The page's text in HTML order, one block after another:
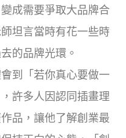
成需要爭取大品牌合
坦言當時有花一些時
的品牌光環。
到「若你真心要做一
許多人因認同插畫理
品，讓他了解創業最